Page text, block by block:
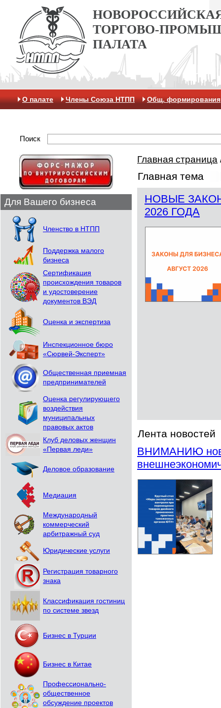
ТОРГОВО-
ПАЛАТА
О палате Члены Союза НТПП Общ. формирования
Поиск
Для Вашего бизнеса
Членство в НТПП
Поддержка малого
бизнеса
Сертификация
происхождения товаров
и удостоверение
документов ВЭД
Оценка и экспертиза
Инспекционное бюро
«Сюрвей-Эксперт»
Общественная приемная
предпринимателей
Оценка регулирующего
воздействия
муниципальных
правовых актов
Клуб деловых женщин
«Первая леди»
Деловое образование
Медиация
Международный
коммерческий
арбитражный суд
Юридические услуги
Регистрация товарного
знака
Классификация гостиниц
по системе звезд
Бизнес в Турции
Бизнес в Китае
Профессионально-
общественное
обсуждение проектов
Главная страница
Главная тема
НОВЫЕ
2026 ГОДА
Лента новостей
ВНИМАНИЮ